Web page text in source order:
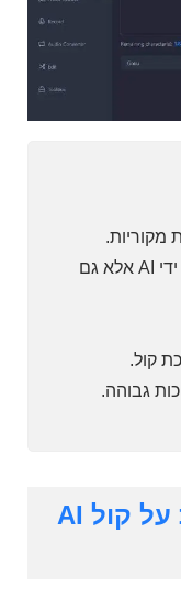
לא רק תמיכה בשירים שנוצרו על ידי AI אלא גם
קול.
גבוהה.
חלק 4: שאלות נפוצות על קול AI